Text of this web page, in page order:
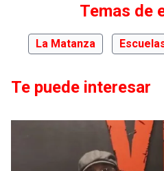
Temas de
La Matanza
Te puede interesar